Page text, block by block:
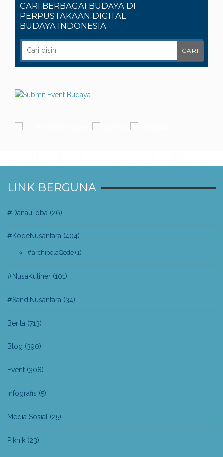
CARI BERBAGAI BUDAYA DI
PERPUSTAKAAN DIGITAL
BUDAYA INDONESIA
LINK BERGUNA
#DanauToba (26)
#KodeNusantara (404)
#archipelaQode (1)
#NusaKuliner (101)
#SandiNusantara (34)
Berita (713)
Blog (390)
Event (308)
Infografis (5)
Media Sosial (25)
Piknik (23)